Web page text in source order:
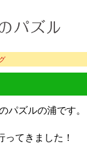
パズルの浦です。
ってきました！